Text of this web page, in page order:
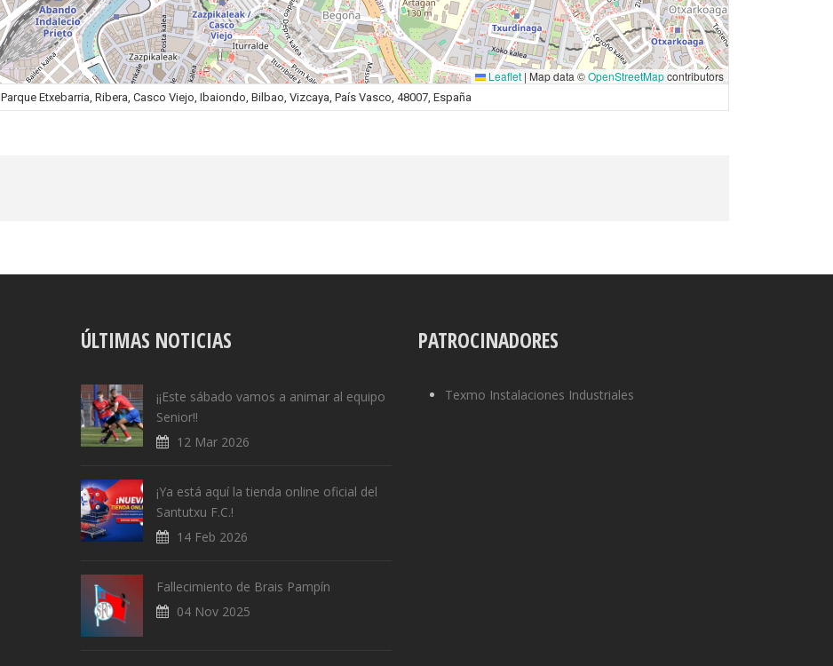
Leaflet | Map data ©OpenStreetMapcontributors
Parque Etxebarria, Ribera, Casco Viejo, Ibaiondo, Bilbao, Vizcaya, País Vasco, 48007, España
ÚLTIMAS NOTICIAS
¡¡Este sábado vamos a animar al equipo
Senior!!
12 Mar 2026
¡Ya está aquí la tienda online oficial del
Santutxu F.C.!
14 Feb 2026
Fallecimiento de Brais Pampín
04 Nov 2025
PATROCINADORES
Texmo Instalaciones Industriales